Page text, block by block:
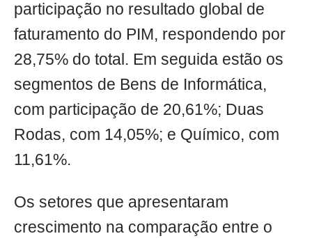
participação no resultado global de
faturamento do PIM, respondendo por
28,75% do total. Em seguida estão os
segmentos de Bens de Informática,
com participação de 20,61%; Duas
Rodas, com 14,05%; e Químico, com
11,61%.
Os setores que apresentaram
crescimento na comparação entre o